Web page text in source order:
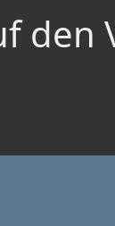
den